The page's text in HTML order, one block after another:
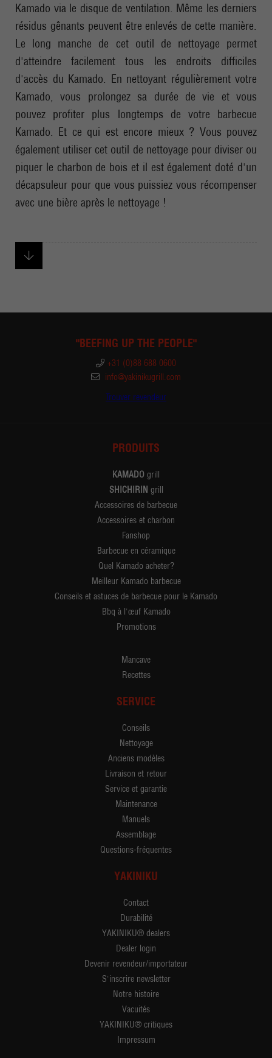
Kamado via le disque de ventilation. Même les derniers
résidus gênants peuvent être enlevés de cette manière.
Le long manche de cet outil de nettoyage permet
d'atteindre facilement tous les endroits difficiles
d'accès du Kamado. En nettoyant régulièrement votre
Kamado, vous prolongez sa durée de vie et vous
pouvez profiter plus longtemps de votre barbecue
Kamado. Et ce qui est encore mieux ? Vous pouvez
également utiliser cet outil de nettoyage pour diviser ou
piquer le charbon de bois et il est également doté d'un
décapsuleur pour que vous puissiez vous récompenser
avec une bière après le nettoyage !
"BEEFING UP THE PEOPLE"
+31 (0)88 688 0600
info@yakinikugrill.com
Trouver revendeur
PRODUITS
KAMADO grill
SHICHIRIN grill
Accessoires de barbecue
Accessoires et charbon
Fanshop
Barbecue en céramique
Quel Kamado acheter?
Meilleur Kamado barbecue
Conseils et astuces de barbecue pour le Kamado
Bbq à l'œuf Kamado
Promotions
Mancave
Recettes
SERVICE
Conseils
Nettoyage
Anciens modèles
Livraison et retour
Service et garantie
Maintenance
Manuels
Assemblage
Questions-fréquentes
YAKINIKU
Contact
Durabilité
YAKINIKU® dealers
Dealer login
Devenir revendeur/importateur
S'inscrire newsletter
Notre histoire
Vacuités
YAKINIKU® critiques
Impressum